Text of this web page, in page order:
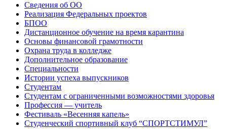
Сведения об ОО
Реализация Федеральных проектов
БПОО
Дистанционное обучение на время карантина
Основы финансовой грамотности
Охрана труда в колледже
Дополнительное образование
Специальности
Истории успеха выпускников
Студентам
Студентам с ограниченными возможностями здоровья
Профессия — учитель
Фестиваль «Весенняя капель»
Студенческий спортивный клуб “СПОРТСТИМУЛ”